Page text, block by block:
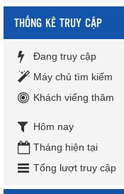
THỐNG KÊ TRUY CẬP
Đang truy cập
Máy chủ tìm kiếm
Khách viếng thăm
Hôm nay
Tháng hiện tại
Tổng lượt truy cập